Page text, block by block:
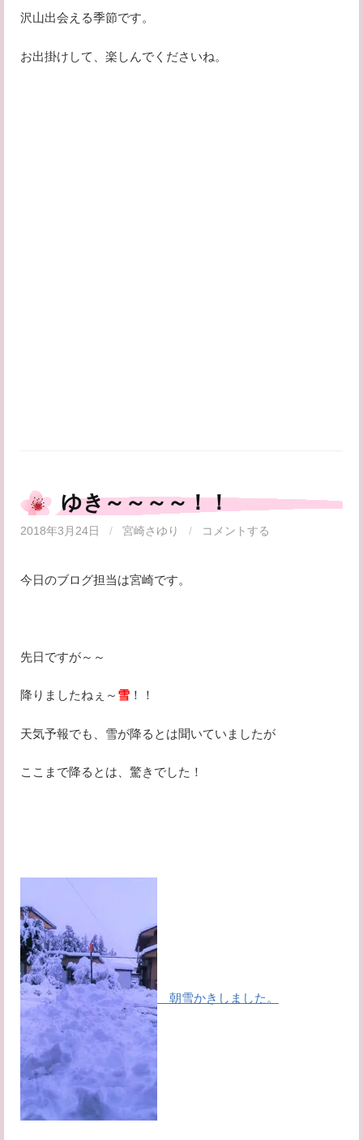
沢山出会える季節です。
お出掛けして、楽しんでくださいね。
ゆき～～～～！！
2018年3月24日 / 宮崎さゆり / コメントする
今日のブログ担当は宮崎です。
先日ですが～～
降りましたねぇ～ 雪 ！！
天気予報でも、雪が降るとは聞いていましたが
ここまで降るとは、驚きでした！
朝雪かきしました。